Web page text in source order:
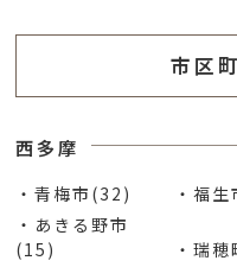
市区
西多摩
・青梅市(32) ・福
・あきる野市
(15)
・瑞